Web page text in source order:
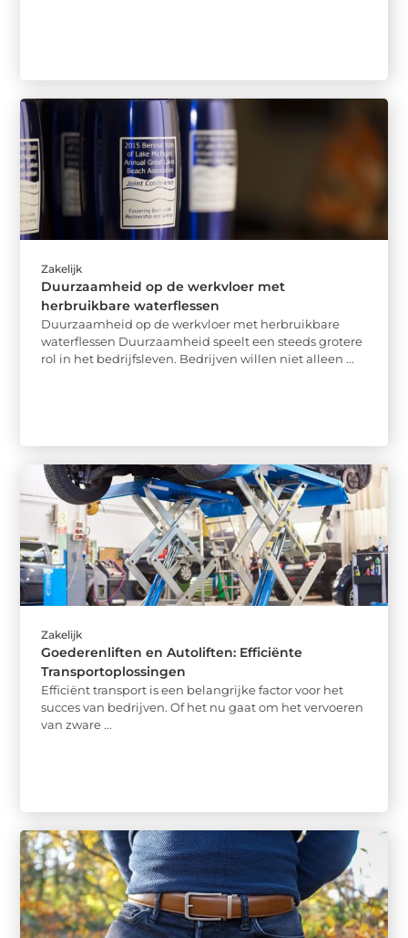
Zakelijk
Duurzaamheid op de werkvloer met
herbruikbare waterflessen
Duurzaamheid op de werkvloer met herbruikbare
waterflessen Duurzaamheid speelt een steeds grotere
rol in het bedrijfsleven. Bedrijven willen niet alleen ...
Zakelijk
Goederenliften en Autoliften: Efficiënte
Transportoplossingen
Efficiënt transport is een belangrijke factor voor het
succes van bedrijven. Of het nu gaat om het vervoeren
van zware ...